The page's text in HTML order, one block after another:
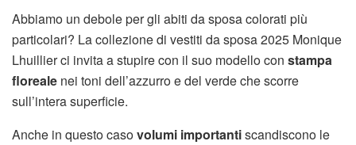
Abbiamo un debole per gli abiti da sposa colorati più
particolari? La collezione di vestiti da sposa 2025 Monique
Lhuillier ci invita a stupire con il suo modello con stampa
floreale nei toni dell’azzurro e del verde che scorre
sull’intera superficie.
Anche in questo casovolumi importantiscandiscono le